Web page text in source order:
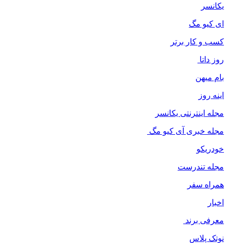
یکانسر
ای کیو مگ
کسب و کار برتر
روز داتا
بام میهن
اینه روز
مجله اینترنتی یکانسر
مجله خبری آی کیو مگ
خودریکو
مجله‌ تندرست
همراه سفر
اخبار
معرفی برند
نوتک پلاس